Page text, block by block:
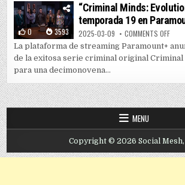
0 3593
“Criminal Minds:
temporada 19 en
2025-03-09 COMMENTS OFFON
La plataforma de streaming Paramount+
de la exitosa serie criminal original
para una decimonovena...
MENU
Copyright © 2026 Social Mesh,